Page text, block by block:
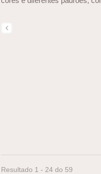
Resultado 1 - 24 do 59